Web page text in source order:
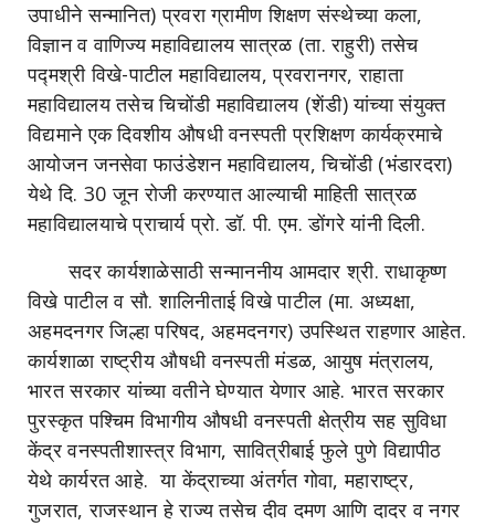
उपाधीने सन्मानित) प्रवरा ग्रामीण शिक्षण संस्थेच्या कला,
विज्ञान व वाणिज्य महाविद्यालय सात्रळ (ता. राहुरी) तसेच
पद्मश्री विखे-पाटील महाविद्यालय, प्रवरानगर, राहाता
महाविद्यालय तसेच चिचोंडी महाविद्यालय (शेंडी) यांच्या संयुक्त
विद्यमाने एक दिवशीय औषधी वनस्पती प्रशिक्षण कार्यक्रमाचे
आयोजन जनसेवा फाउंडेशन महाविद्यालय, चिचोंडी (भंडारदरा)
येथे दि. 30 जून रोजी करण्यात आल्याची माहिती सात्रळ
महाविद्यालयाचे प्राचार्य प्रो. डॉ. पी. एम. डोंगरे यांनी दिली.
सदर कार्यशाळेसाठी सन्माननीय आमदार श्री. राधाकृष्ण
विखे पाटील व सौ. शालिनीताई विखे पाटील (मा. अध्यक्षा,
अहमदनगर जिल्हा परिषद, अहमदनगर) उपस्थित राहणार आहेत.
कार्यशाळा राष्ट्रीय औषधी वनस्पती मंडळ, आयुष मंत्रालय,
भारत सरकार यांच्या वतीने घेण्यात येणार आहे. भारत सरकार
पुरस्कृत पश्चिम विभागीय औषधी वनस्पती क्षेत्रीय सह सुविधा
केंद्र वनस्पतीशास्त्र विभाग, सावित्रीबाई फुले पुणे विद्यापीठ
येथे कार्यरत आहे. या केंद्राच्या अंतर्गत गोवा, महाराष्ट्र,
गुजरात, राजस्थान हे राज्य तसेच दीव दमण आणि दादर व नगर